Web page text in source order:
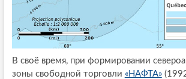
В своё время, при формировании
зоны свободной торговли «НАФТА»